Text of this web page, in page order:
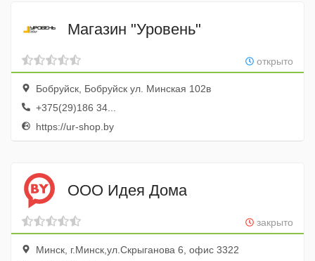
Магазин "Уровень"
открыто
Бобруйск, Бобруйск ул. Минская 102в
+375(29)186 34...
https://ur-shop.by
ООО Идея Дома
закрыто
Минск, г.Минск,ул.Скрыганова 6, офис 3322